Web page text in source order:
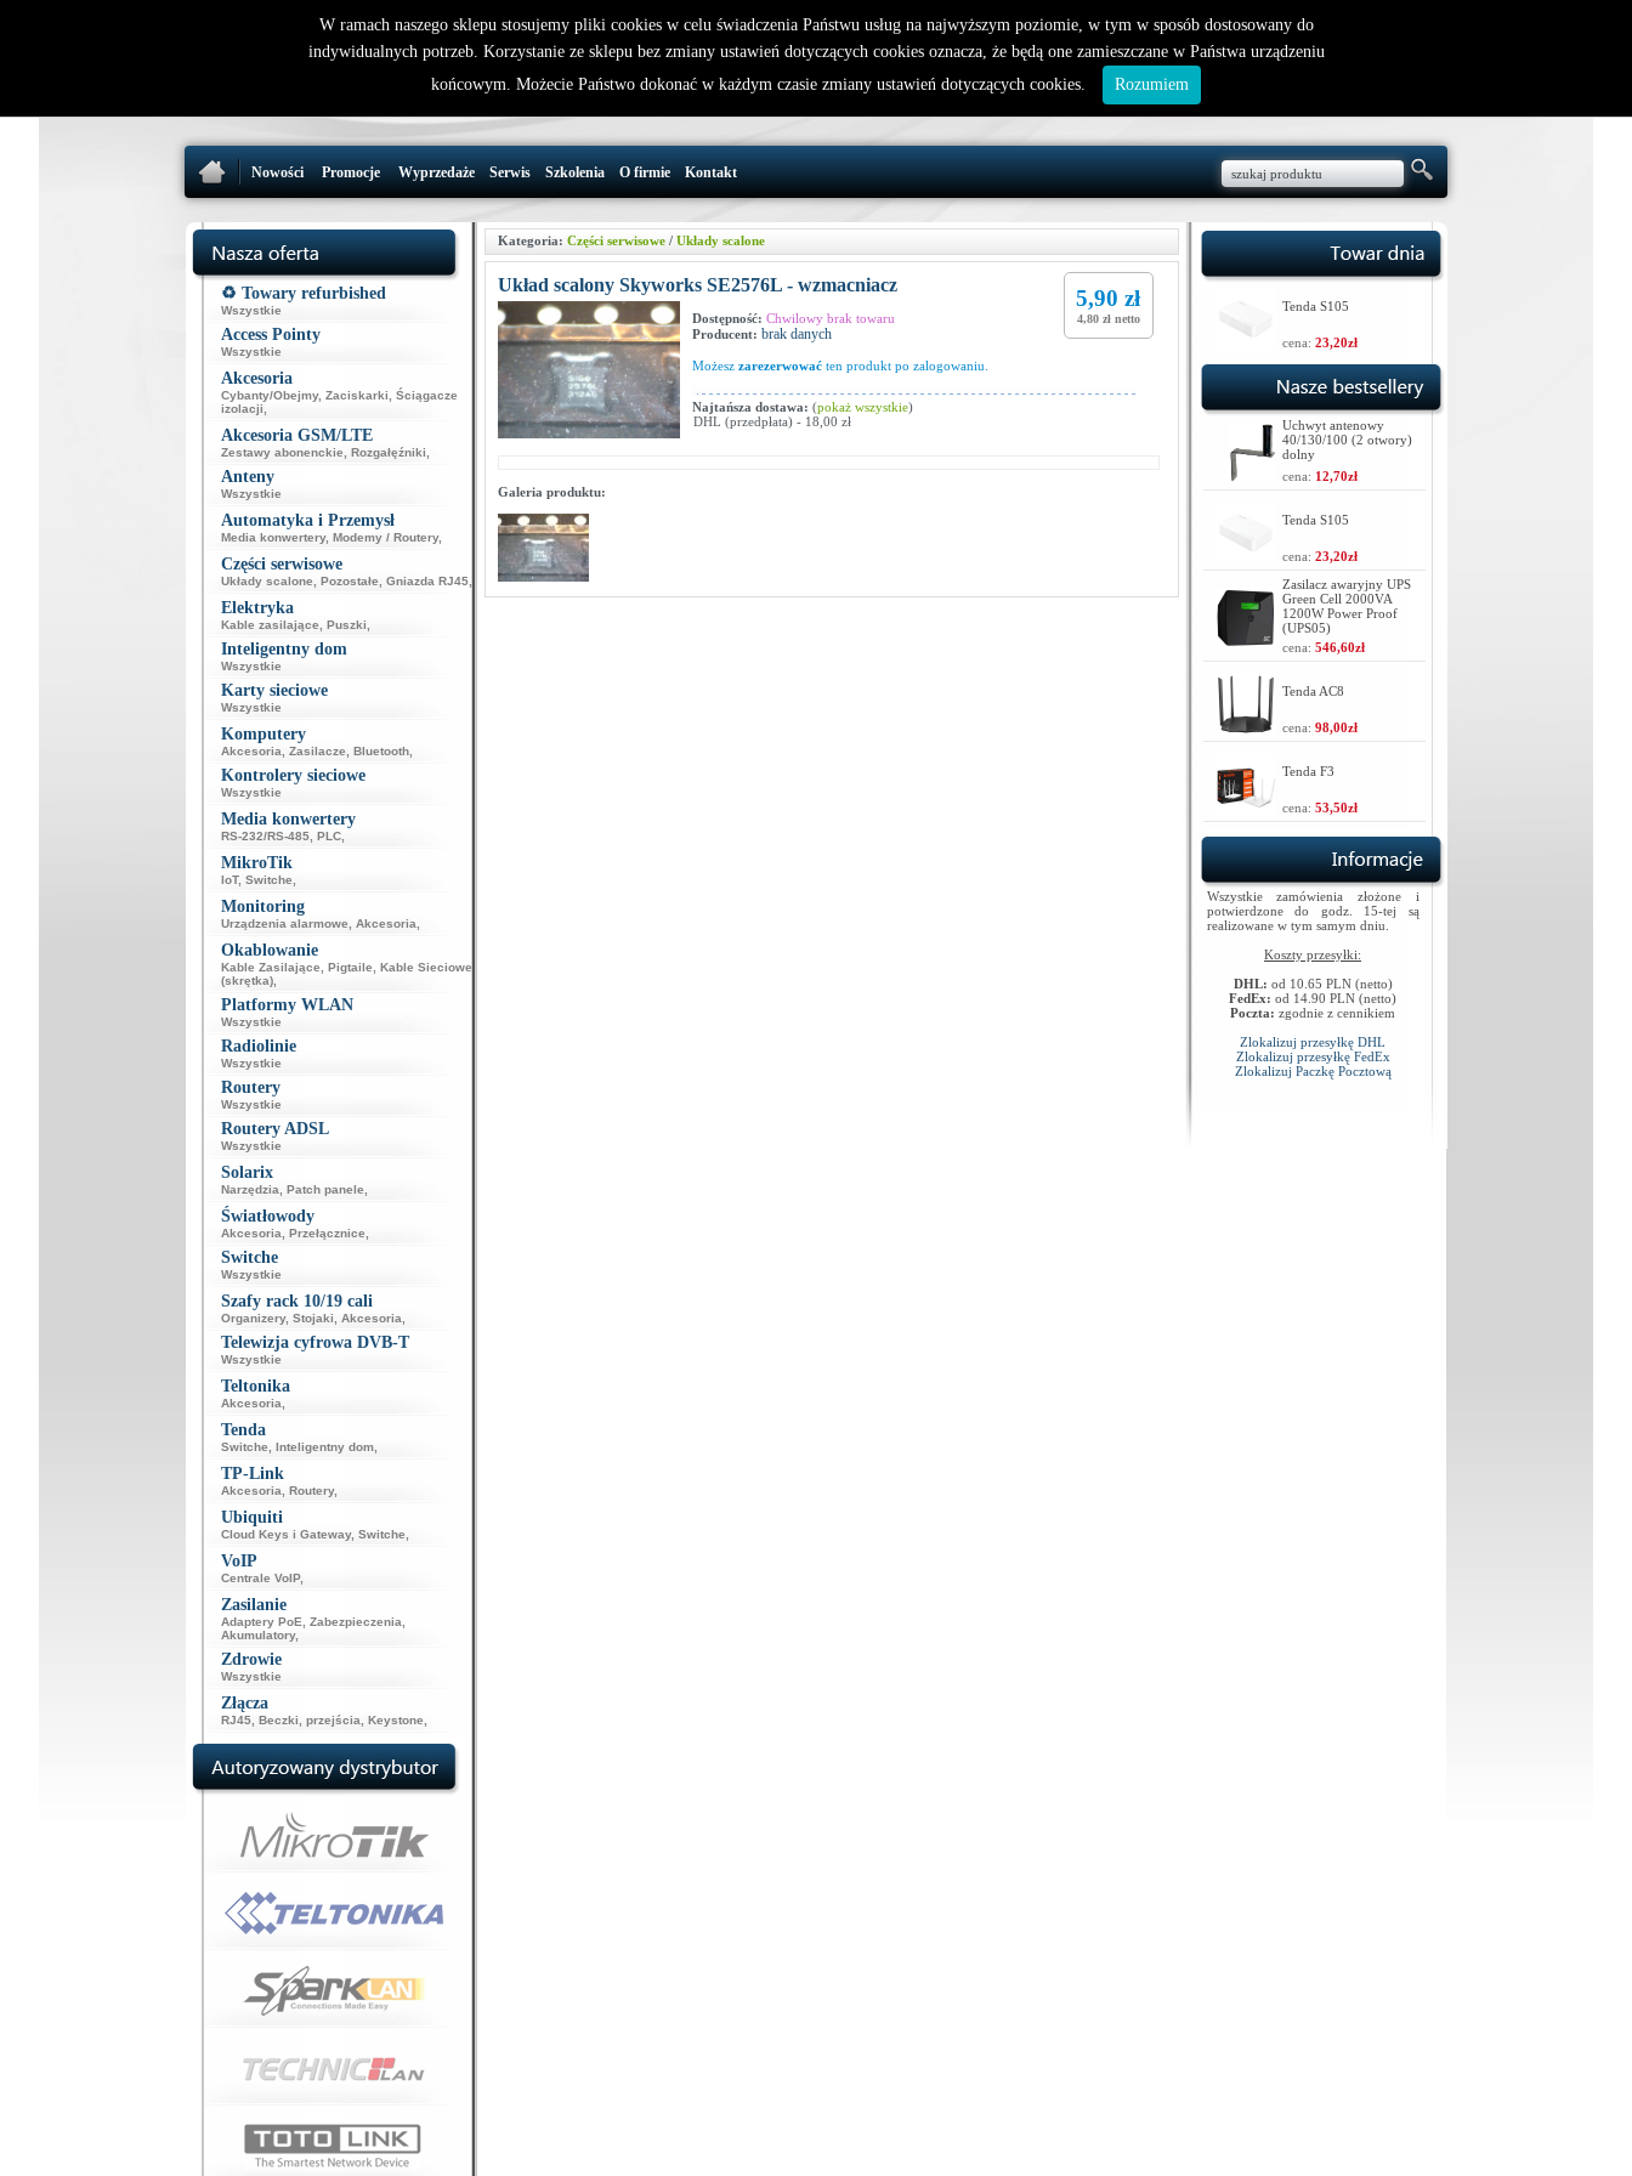
nowy klient
32 721 86 72
support@wirelesslan.com.pl
W koszyku jest 0 produktów(y)
Nowości Promocje Wyprzedaże Serwis Szkolenia O firmie Kontakt
♻️ Towary refurbished
Wszystkie
Access Pointy
Wszystkie
Akcesoria
Cybanty/Obejmy, Zaciskarki
Ściągacze
izolacji
Akcesoria GSM/LTE
Zestawy abonenckie Rozgałęźniki
Anteny
Wszystkie
Automatyka i Przemysł
Media konwertery, Modemy / Routery,
Części serwisowe
Układy scalone Pozostałe Gniazda RJ45,
Elektryka
Kable zasilające Puszki
Inteligentny dom
Wszystkie
Karty sieciowe
Wszystkie
Komputery
Akcesoria Zasilacze Bluetooth,
Kontrolery sieciowe
Wszystkie
Media konwertery
RS-232/RS-485, PLC,
MikroTik
IoT, Switche
Monitoring
Urządzenia alarmowe Akcesoria
Okablowanie
Kable Zasilające Pigtaile
Kable Sieciowe
(skrętka),
Platformy WLAN
Wszystkie
Radiolinie
Wszystkie
Routery
Wszystkie
Routery ADSL
Wszystkie
Solarix
Narzędzia Patch panele
Światłowody
Akcesoria Przełącznice
Switche
Wszystkie
Szafy rack 10/19 cali
Organizery, Stojaki Akcesoria
Telewizja cyfrowa DVB-T
Wszystkie
Teltonika
Akcesoria
Tenda
Switche Inteligentny dom,
TP-Link
Akcesoria Routery,
Ubiquiti
Cloud Keys i Gateway, Switche
VoIP
Centrale VoIP,
Zasilanie
Adaptery PoE Zabezpieczenia
Akumulatory,
Zdrowie
Wszystkie
Złącza
RJ45, Beczki, przejścia Keystone
Kategoria: Części serwisowe / Układy scalone
Układ scalony Skyworks SE2576L - wzmacniacz
5,90 zł
4,80 zł netto
Dostępność: Chwilowy brak towaru
Producent: brak danych
Możesz zarezerwować ten produkt po zalogowaniu.
Najtańsza dostawa: (pokaż wszystkie)
DHL (przedpłata) - 18,00 zł
Galeria produktu:
Tenda S105
cena: 23,20zł
Uchwyt antenowy
40/130/100 (2 otwory)
dolny
cena: 12,70zł
Tenda S105
cena: 23,20zł
Zasilacz awaryjny UPS
Green Cell 2000VA
1200W Power Proof
(UPS05)
cena: 546,60zł
Tenda AC8
cena: 98,00zł
Tenda F3
cena: 53,50zł
Wszystkie zamówienia złożone i
potwierdzone do godz. 15-tej są
realizowane w tym samym dniu.
Koszty przesyłki:
DHL: od 10.65 PLN (netto)
FedEx: od 14.90 PLN (netto)
Poczta: zgodnie z cennikiem
Zlokalizuj przesyłkę DHL
Zlokalizuj przesyłkę FedEx
Zlokalizuj Paczkę Pocztową
W ramach naszego sklepu stosujemy pliki cookies w celu świadczenia Państwu usług na najwyższym poziomie, w tym w sposób dostosowany do
indywidualnych potrzeb. Korzystanie ze sklepu bez zmiany ustawień dotyczących cookies oznacza, że będą one zamieszczane w Państwa urządzeniu
końcowym. Możecie Państwo dokonać w każdym czasie zmiany ustawień dotyczących cookies.
Rozumiem